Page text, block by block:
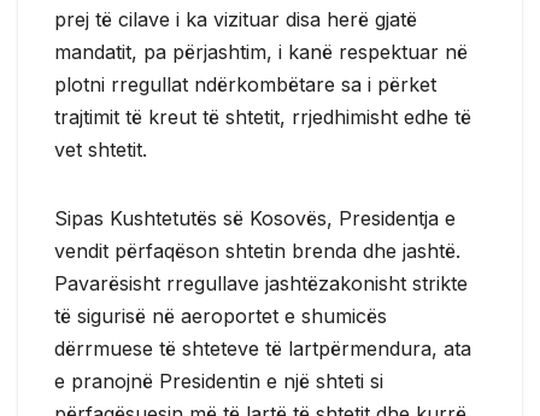
prej të cilave i ka vizituar disa herë gjatë
mandatit, pa përjashtim, i kanë respektuar në
plotni rregullat ndërkombëtare sa i përket
trajtimit të kreut të shtetit, rrjedhimisht edhe të
vet shtetit.
Sipas Kushtetutës së Kosovës, Presidentja e
vendit përfaqëson shtetin brenda dhe jashtë.
Pavarësisht rregullave jashtëzakonisht strikte
të sigurisë në aeroportet e shumicës
dërrmuese të shteteve të lartpërmendura, ata
e pranojnë Presidentin e një shteti si